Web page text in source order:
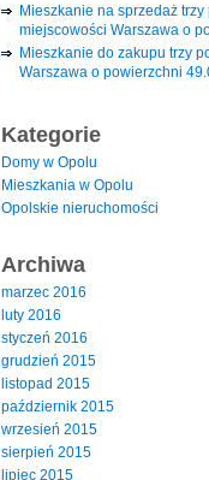
Mieszkanie na sprzedaż
miejscowości Warszawa o
Mieszkanie do zakupu trzy
Warszawa o powierzchni
Kategorie
Domy w Opolu
Mieszkania w Opolu
Opolskie nieruchomości
Archiwa
marzec 2016
luty 2016
styczeń 2016
grudzień 2015
listopad 2015
październik 2015
wrzesień 2015
sierpień 2015
lipiec 2015